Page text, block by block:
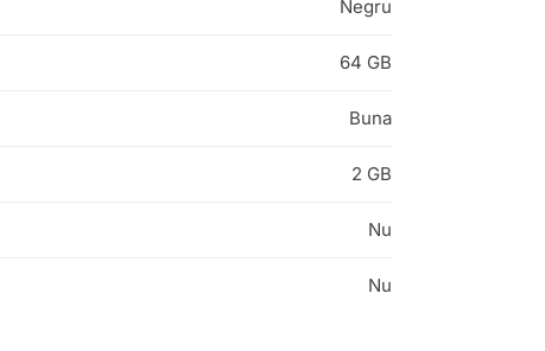
Negru
64 GB
Buna
2 GB
Nu
Nu